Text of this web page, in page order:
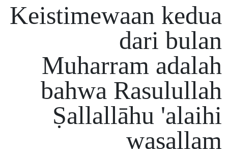
Keistimewaan kedua
dari bulan
Muharram adalah
bahwa Rasulullah
Ṣallallāhu 'alaihi
wasallam